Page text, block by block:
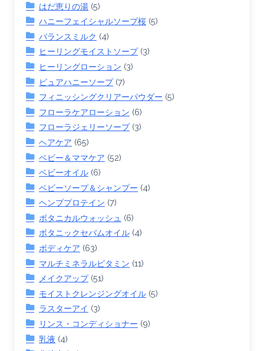
はだ恵りの湯 (5)
ハニーフェイシャルソープ桜 (5)
バランスミルク (4)
ヒーリングモイストソープ(3)
ヒーリングローション (3)
ピュアハニーソープ(7)
フィニッシングクリアーパウダー (5)
フローラケアローション (6)
フローラジェリーソープ(3)
ヘアケア (65)
ベビー＆ママケア (52)
ベビーオイル (6)
ベビーソープ＆シャンプー (4)
ヘンププロテイン (7)
ボタニカルウォッシュ (6)
ボタニックセバムオイル (4)
ボディケア (63)
マルチミネラルビタミン (11)
メイクアップ(51)
モイストクレンジングオイル (5)
ラスターアイ (3)
リンス・コンディショナー (9)
乳液 (4)